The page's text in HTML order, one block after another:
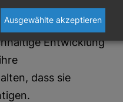
wirtschaftlicher
miteinander
Entwicklung
dass sie
Ausgewählte akzeptieren